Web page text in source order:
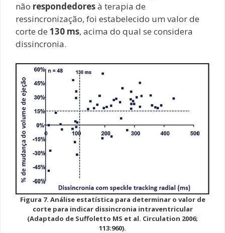
não respondedoresà terapia de
ressincronização, foi estabelecido um valor de
corte de 130 ms, acima do qual se considera
dissincronia.
Figura 7. Análise estatística para determinar o valor de
corte para indicar dissincronia intraventricular
(Adaptado de Suffoletto MS et al. Circulation 2006;
113:960).